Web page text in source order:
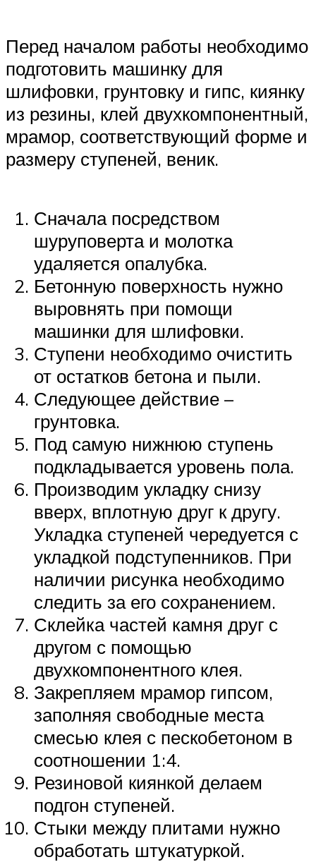
Перед началом работы необходимо
подготовить машинку для
шлифовки, грунтовку и гипс, киянку
из резины, клей двухкомпонентный,
мрамор, соответствующий форме и
размеру ступеней, веник.
Сначала посредством
шуруповерта и молотка
удаляется опалубка.
Бетонную поверхность нужно
выровнять при помощи
машинки для шлифовки.
Ступени необходимо очистить
от остатков бетона и пыли.
Следующее действие –
грунтовка.
Под самую нижнюю ступень
подкладывается уровень пола.
Производим укладку снизу
вверх, вплотную друг к другу.
Укладка ступеней чередуется с
укладкой подступенников. При
наличии рисунка необходимо
следить за его сохранением.
Склейка частей камня друг с
другом с помощью
двухкомпонентного клея.
Закрепляем мрамор гипсом,
заполняя свободные места
смесью клея с пескобетоном в
соотношении 1:4.
Резиновой киянкой делаем
подгон ступеней.
Стыки между плитами нужно
обработать штукатуркой.